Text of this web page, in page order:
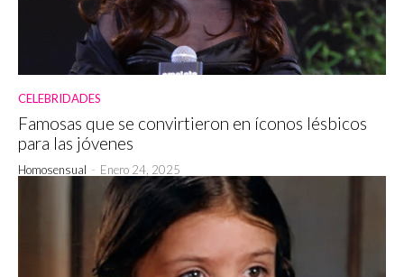
CELEBRIDADES
Famosas que se convirtieron en íconos lésbicos
para las jóvenes
Homosensual - Enero 24, 2025